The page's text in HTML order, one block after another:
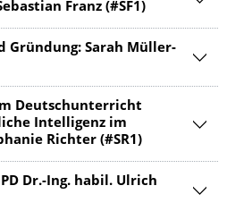
Franz (#SF1)
Gründung: Sarah Müller-
Deutschunter­richt
Intelligenz im
Richter (#SR1)
Dr.-Ing. habil. Ulrich